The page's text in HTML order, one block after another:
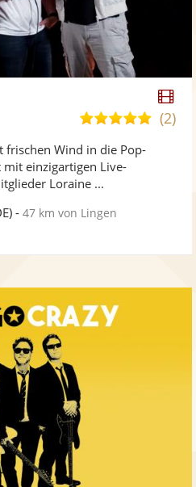
5,0(2)
frischen Wind in die Pop-
mit einzigartigen Live-
Loraine ...
-47 km von Lingen